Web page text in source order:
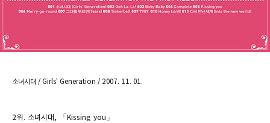
소녀시대 / Girls' Generation / 2007. 11. 01.
2위. 소녀시대, 「Kissing you」